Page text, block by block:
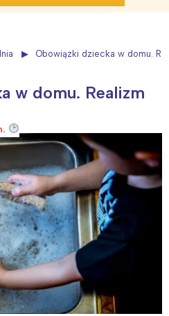
Obowiązki dziecka w domu.
w domu. Realizm